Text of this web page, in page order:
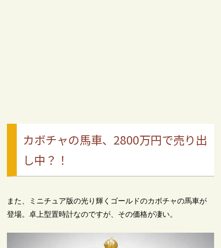
カボチャの馬車、2800万円で売り出
し中？！
また、ミニチュア版の光り輝くゴールドのカボチャの馬車が
登場。卓上型置時計なのですが、その価格が凄い。